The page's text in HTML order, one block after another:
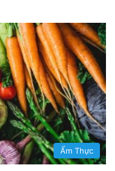
Ẩm Thực